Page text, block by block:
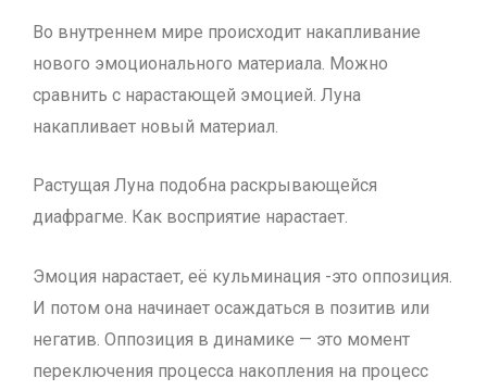
Во внутреннем мире происходит накапливание
нового эмоционального материала. Можно
сравнить с нарастающей эмоцией. Луна
накапливает новый материал.
Растущая Луна подобна раскрывающейся
диафрагме. Как восприятие нарастает.
Эмоция нарастает, её кульминация -это оппозиция.
И потом она начинает осаждаться в позитив или
негатив. Оппозиция в динамике — это момент
переключения процесса накопления на процесс